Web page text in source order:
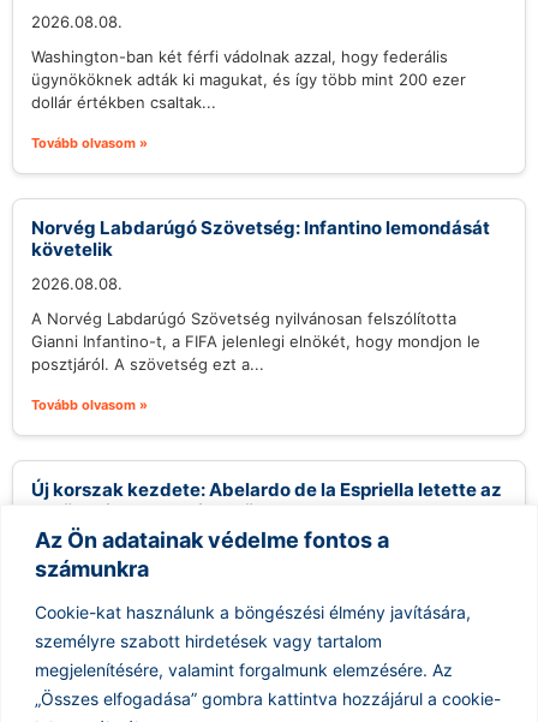
Az Ön adatainak védelme fontos a
számunkra
Cookie-kat használunk a böngészési élmény javítására,
személyre szabott hirdetések vagy tartalom
megjelenítésére, valamint forgalmunk elemzésére. Az
„Összes elfogadása” gombra kattintva hozzájárul a cookie-
2026.08.08.
Washington-ban két férfi vádolnak azzal, hogy federális
ügynököknek adták ki magukat, és így több mint 200 ezer
dollár értékben csaltak...
Tovább olvasom »
Norvég Labdarúgó Szövetség: Infantino lemondását
követelik
2026.08.08.
A Norvég Labdarúgó Szövetség nyilvánosan felszólította
Gianni Infantino-t, a FIFA jelenlegi elnökét, hogy mondjon le
posztjáról. A szövetség ezt a...
Tovább olvasom »
Új korszak kezdete: Abelardo de la Espriella letette az
esküt, mint Kolumbia elnöke
2026.08.08.
Abelardo de la Espriella, aki szoros kapcsolatokat tervez
építeni az Egyesült Államokkal, hivatalosan is Kolumbia
elnökeként tette le az esküt...
Tovább olvasom »